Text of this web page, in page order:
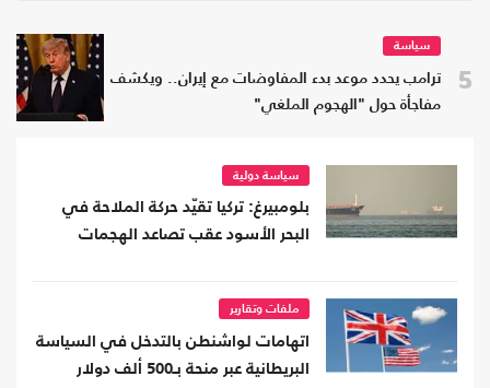
5
سياسة
ترامب يحدد موعد بدء المفاوضات مع إيران.. ويكشف
مفاجأة حول "الهجوم الملغي"
سياسة دولية
بلومبيرغ: تركيا تقيّد حركة الملاحة في
البحر الأسود عقب تصاعد الهجمات
ملفات وتقارير
اتهامات لواشنطن بالتدخل في السياسة
البريطانية عبر منحة بـ500 ألف دولار